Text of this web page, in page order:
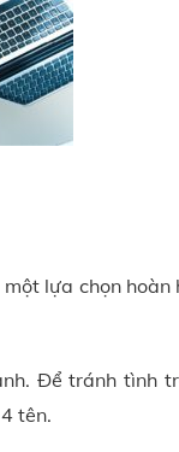
lựa chọn hoàn
Để tránh tình
tên.